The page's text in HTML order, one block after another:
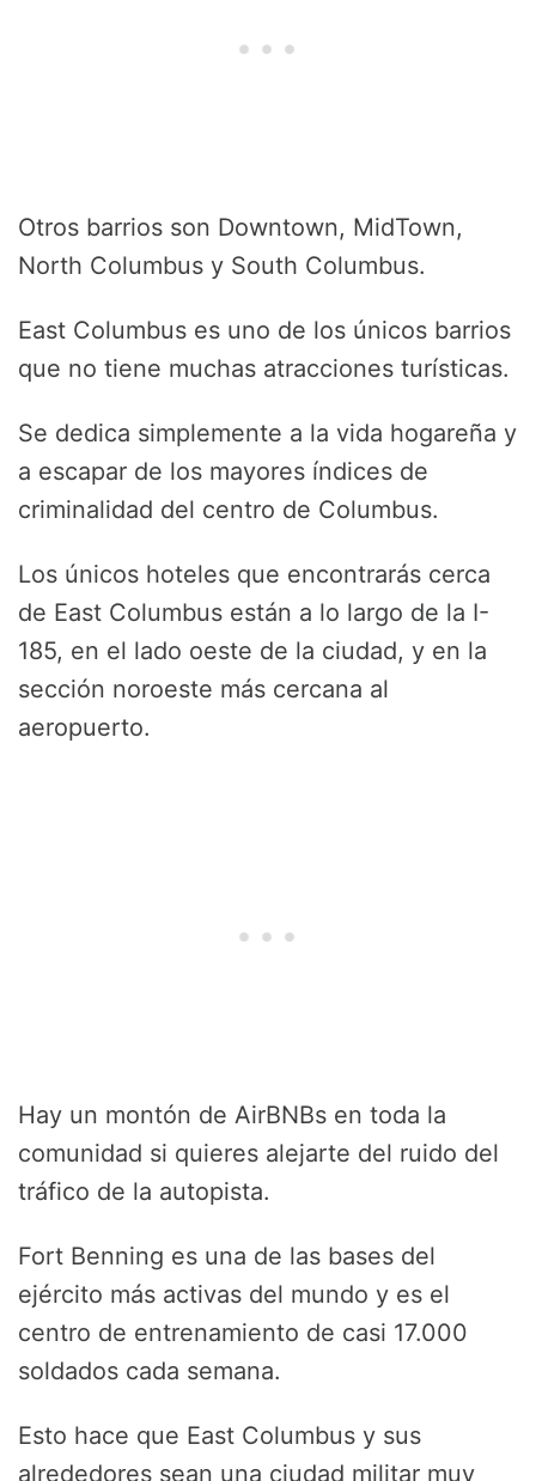
Otros barrios son Downtown, MidTown,
North Columbus y South Columbus.
East Columbus es uno de los únicos barrios
que no tiene muchas atracciones turísticas.
Se dedica simplemente a la vida hogareña y
a escapar de los mayores índices de
criminalidad del centro de Columbus.
Los únicos hoteles que encontrarás cerca
de East Columbus están a lo largo de la I-
185, en el lado oeste de la ciudad, y en la
sección noroeste más cercana al
aeropuerto.
Hay un montón de AirBNBs en toda la
comunidad si quieres alejarte del ruido del
tráfico de la autopista.
Fort Benning es una de las bases del
ejército más activas del mundo y es el
centro de entrenamiento de casi 17.000
soldados cada semana.
Esto hace que East Columbus y sus
alrededores sean una ciudad militar muy